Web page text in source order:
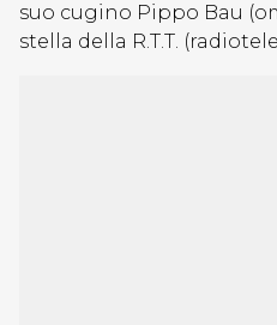
suo cugino Pippo Bau
stella della R.T.T.